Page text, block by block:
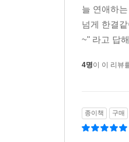
늘 연애하
넘게 한결
~" 라고 답
4명이 이 리뷰
종이책 구매